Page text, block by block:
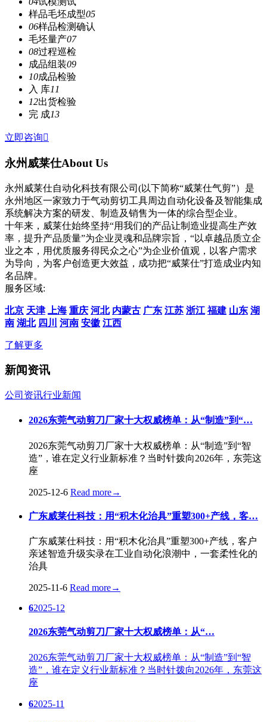
样品毛坯成型05
06样品检测确认
毛坯量产07
08过程巡检
成品组装09
10成品检验
入 库11
12出货检验
完 成13
立即咨询
永州威莱仕About Us
永州威莱仕自动化科技有限公司(以下简称“威莱仕气剪”）是
永州地区一家致力于气动剪切工具周边自动化设备及智能集成
系统解决方案的研发、制造及销售为一体的综合型企业。
十年来，威莱仕始终坚持“用我们的产品让制造业提高生产效
率，提升产品质量”为企业灵魂和品牌宗旨，“以卓越品质立企
业之本，用优质服务得民众之心”为企业价值观，以客户需求
为导向，为客户创造更大效益，成功把“威莱仕”打造成业内知
名品牌。
服务区域:
北京 天津 上海 重庆 河北 内蒙古 广东 江苏 浙江 福建 山东 湖
南 湖北 四川 河南 安徽 江西
了解更多
新闻资讯
公司资讯行业新闻
2026东莞气动剪刀厂家十大权威榜单：从“制造”到“…
2026东莞气动剪刀厂家十大权威榜单：从“制造”到“智
造”，谁在定义行业新标准？当时针拨向2026年，东莞这
座
2025-12-6 Read more→
广东威莱仕科技：用“积木化治具”重塑300+产线，客…
广东威莱仕科技：用“积木化治具”重塑300+产线，客户
亲述智造升级实录在工业自动化浪潮中，一套柔性化的
治具
2025-11-6 Read more→
62025-12
2026东莞气动剪刀厂家十大权威榜单：从“…
2026东莞气动剪刀厂家十大权威榜单：从“制造”到“智
造”，谁在定义行业新标准？当时针拨向2026年，东莞这
座
62025-11